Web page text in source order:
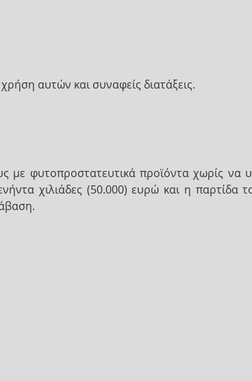
αυτών και συναφείς διατάξεις.
με φυτοπροστατευτικά προϊόντα χωρίς να
χιλιάδες (50.000) ευρώ και η